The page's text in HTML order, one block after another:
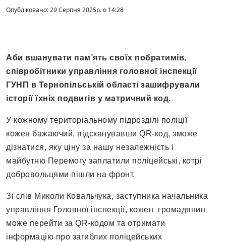
Опубліковано: 29 Серпня 2025р. о 14:28
Аби вшанувати пам’ять своїх побратимів,
співробітники управління головної інспекції
ГУНП в Тернопільській області зашифрували
історії їхніх подвигів у матричний код.
У кожному територіальному підрозділі поліції
кожен бажаючий, відсканувавши QR-код, зможе
дізнатися, яку ціну за нашу незалежність і
майбутню Перемогу заплатили поліцейські, котрі
добровольцями пішли на фронт.
Зі слів Миколи Ковальчука, заступника начальника
управління Головної інспекції, кожен громадянин
може перейти за QR-кодом та отримати
інформацію про загиблих поліцейських